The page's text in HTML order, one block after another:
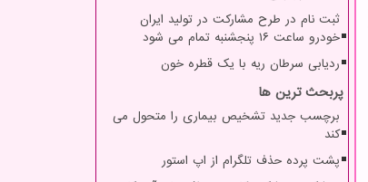
ثبت نام در طرح مشارکت در تولید ایران
خودرو ساعت ۱۶ پنجشنبه تمام می شود
ردیابی سرطان ریه با یک قطره خون
پربحث ترین ها
برچسب جدید تشخیص بیماری را متحول می
کند
پشت پرده حذف تلگرام از اپ استور